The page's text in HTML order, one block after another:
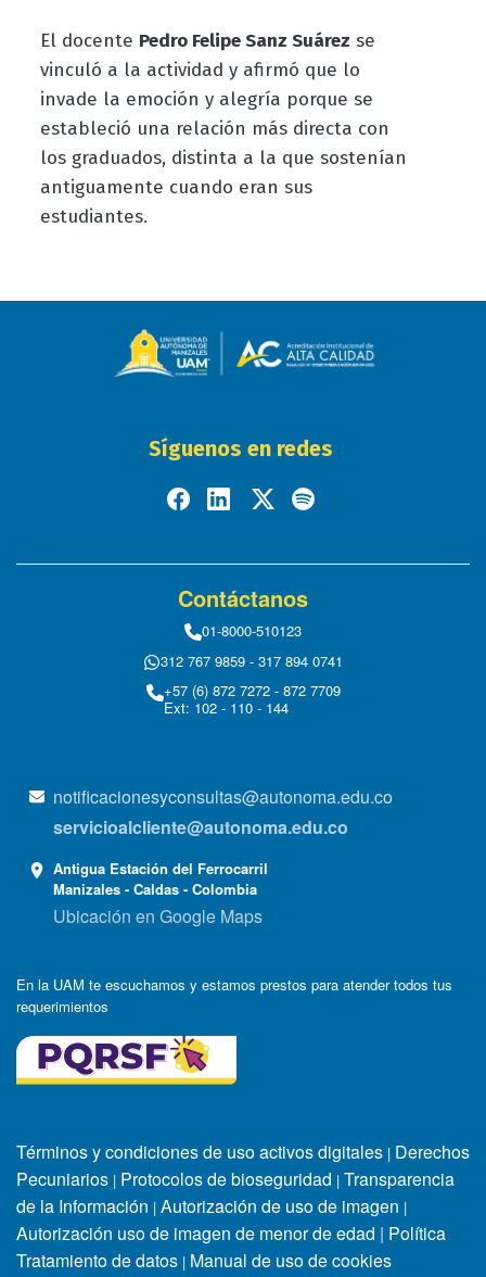
El docente Pedro Felipe Sanz Suárez se
vinculó a la actividad y afirmó que lo
invade la emoción y alegría porque se
estableció una relación más directa con
los graduados, distinta a la que sostenían
antiguamente cuando eran sus
estudiantes.
Síguenos en redes
Contáctanos
01-8000-510123
312 767 9859 - 317 894 0741
+57 (6) 872 7272 - 872 7709
Ext: 102 - 110 - 144
notificacionesyconsultas@autonoma.edu.co
servicioalcliente@autonoma.edu.co
Antigua Estación del Ferrocarril
Manizales - Caldas - Colombia
Ubicación en Google Maps
En la UAM te escuchamos y estamos prestos para atender todos tus
requerimientos
Términos y condiciones de uso activos digitales | Derechos
Pecuniarios | Protocolos de bioseguridad | Transparencia
de la Información | Autorización de uso de imagen |
Autorización uso de imagen de menor de edad | Política
Tratamiento de datos | Manual de uso de cookies